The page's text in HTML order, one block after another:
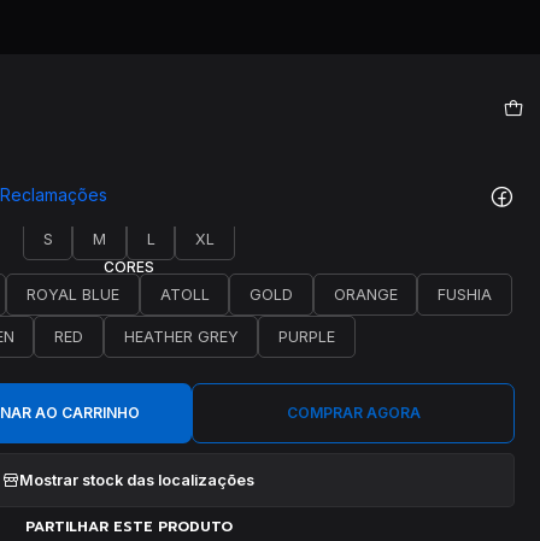
S
M L
XL
CORES
ROYAL BLUE ATOLL GOLD ORANGE FUSHIA
RED HEATHER GREY PURPLE
AO CARRINHO COMPRAR AGORA
Mostrar stock das localizações
PARTILHAR ESTE PRODUTO